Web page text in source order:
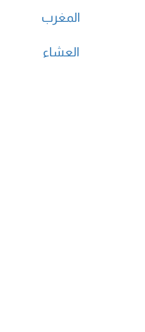
المغرب
العشاء